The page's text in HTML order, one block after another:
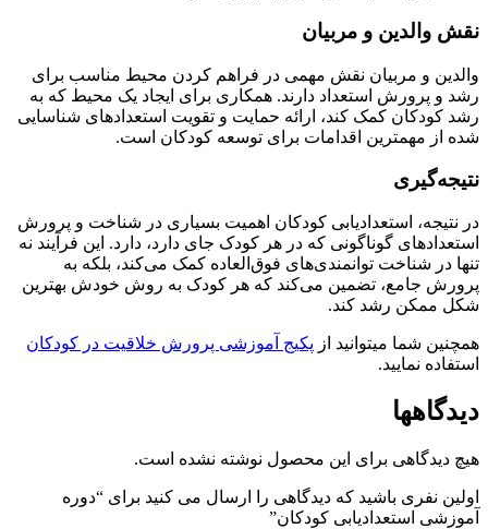
نقش والدین و مربیان
والدین و مربیان نقش مهمی در فراهم کردن محیط مناسب برای
رشد و پرورش استعداد دارند. همکاری برای ایجاد یک محیط که به
رشد کودکان کمک کند، ارائه حمایت و تقویت استعدادهای شناسایی
شده از مهمترین اقدامات برای توسعه کودکان است.
نتیجه‌گیری
در نتیجه، استعدادیابی کودکان اهمیت بسیاری در شناخت و پرورش
استعدادهای گوناگونی که در هر کودک جای دارد، دارد. این فرآیند نه
تنها در شناخت توانمندی‌های فوق‌العاده کمک می‌کند، بلکه به
پرورش جامع، تضمین می‌کند که هر کودک به روش خودش بهترین
شکل ممکن رشد کند.
همچنین شما میتوانید از پکیج آموزشی پرورش خلاقیت در کودکان
استفاده نمایید.
دیدگاهها
هیچ دیدگاهی برای این محصول نوشته نشده است.
اولین نفری باشید که دیدگاهی را ارسال می کنید برای “دوره
آموزشی استعدادیابی کودکان”